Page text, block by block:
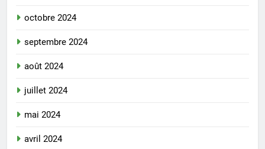
octobre 2024
septembre 2024
août 2024
juillet 2024
mai 2024
avril 2024